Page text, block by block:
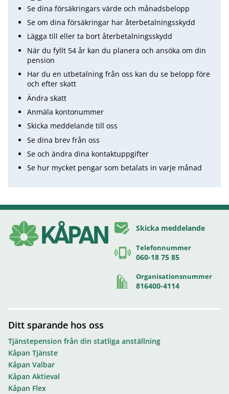
Se dina försäkringars värde och månadsbelopp
Se om dina försäkringar har återbetalningsskydd
Lägga till eller ta bort återbetalningsskydd
När du fyllt 54 år kan du planera och ansöka om din
pension
Har du en utbetalning från oss kan du se belopp före
och efter skatt
Ändra skatt
Anmäla kontonummer
Skicka meddelande till oss
Se dina brev från oss
Se och ändra dina kontaktuppgifter
Se hur mycket pengar som betalats in varje månad
Skicka meddelande
Telefonnummer
060-18 75 85
Organisationsnummer
816400-4114
Ditt sparande hos oss
Tjänstepension från din statliga anställning
Kåpan Tjänste
Kåpan Valbar
Kåpan Aktieval
Kåpan Flex